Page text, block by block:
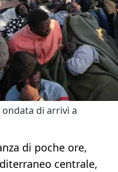
di arrivi a
di poche ore,
centrale,